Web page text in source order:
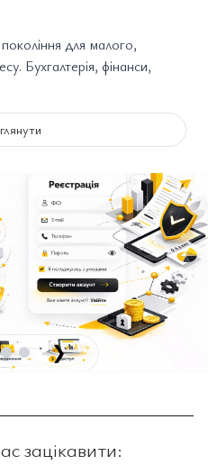
для малого,
Бухгалтерія, фінанси,
❯
зацікавити: